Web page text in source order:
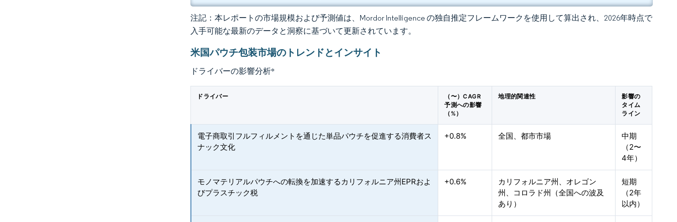
注記：本レポートの市場規模および予測値は、Mordor Intelligence の独自推定フレームワークを使用して算出され、2026年時点で
入手可能な最新のデータと洞察に基づいて更新されています。
米国パウチ包装市場のトレンドとインサイト
ドライバーの影響分析*
ドライバー
（〜）CAGR
予測への影響
（%）
地理的関連性
影響の
タイム
ライン
電子商取引フルフィルメントを通じた単品パウチを促進する消費者ス
ナック文化
+0.8% 全国、都市市場
中期
（2〜
4年）
モノマテリアルパウチへの転換を加速するカリフォルニア州EPRおよ
びプラスチック税
+0.6%
カリフォルニア州、オレゴン
州、コロラド州（全国への波及
あり）
短期
（2年
以内）